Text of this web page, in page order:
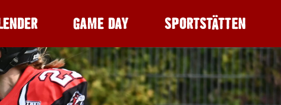
GAME DAY SPORTSTÄTTEN